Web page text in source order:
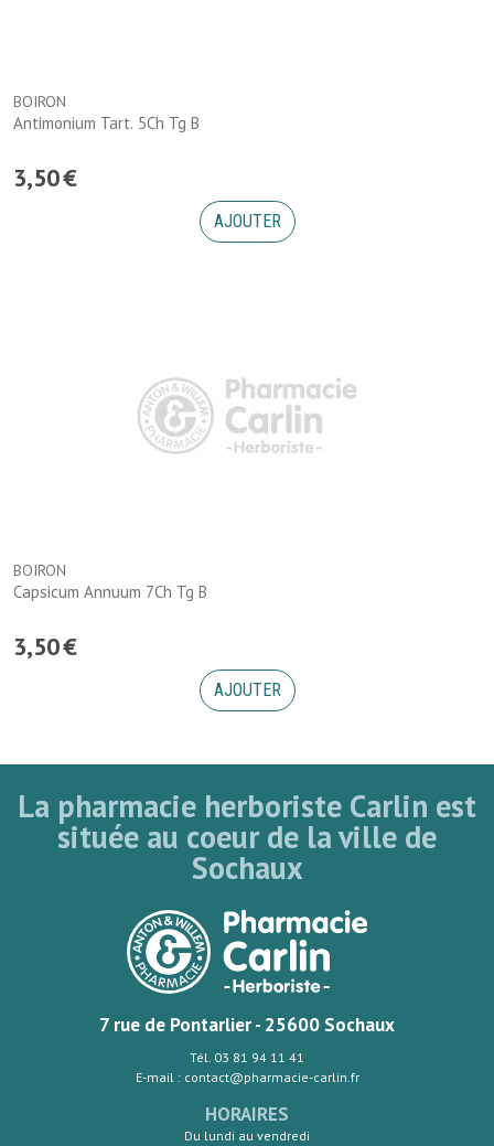
BOIRON
Antimonium Tart. 5Ch Tg B
3,50€
AJOUTER
BOIRON
Capsicum Annuum 7Ch Tg B
3,50€
AJOUTER
La pharmacie herboriste Carlin est
située au coeur de la ville de
Sochaux
7 rue de Pontarlier - 25600 Sochaux
Tél. 03 81 94 11 41
E-mail : contact@pharmacie-carlin.fr
HORAIRES
Du lundi au vendredi